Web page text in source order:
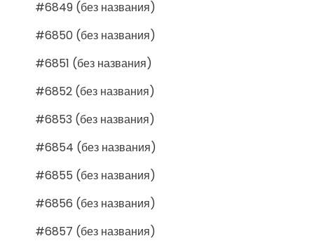
#6849 (без названия)
#6850 (без названия)
#6851 (без названия)
#6852 (без названия)
#6853 (без названия)
#6854 (без названия)
#6855 (без названия)
#6856 (без названия)
#6857 (без названия)